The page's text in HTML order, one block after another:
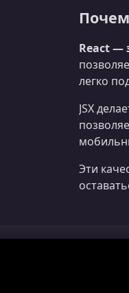
React —
легко
JSX
Эти